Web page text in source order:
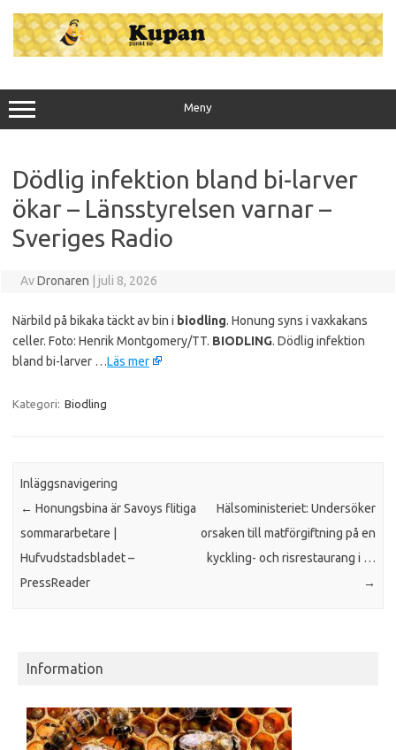
innehåll
Meny
Dödlig infektion bland bi-larver
ökar – Länsstyrelsen varnar –
Sveriges Radio
AvDronaren juli 8, 2026
Närbild på bikaka täckt av bin i biodling. Honung syns i vaxkakans
celler. Foto: Henrik Montgomery/TT. BIODLING. Dödlig infektion
bland bi-larver …Läs mer
Kategori: Biodling
Inläggsnavigering
← Honungsbina är Savoys flitiga
sommararbetare |
Hufvudstadsbladet –
PressReader
Hälsoministeriet: Undersöker
orsaken till matförgiftning på en
kyckling- och risrestaurang i …
→
Information